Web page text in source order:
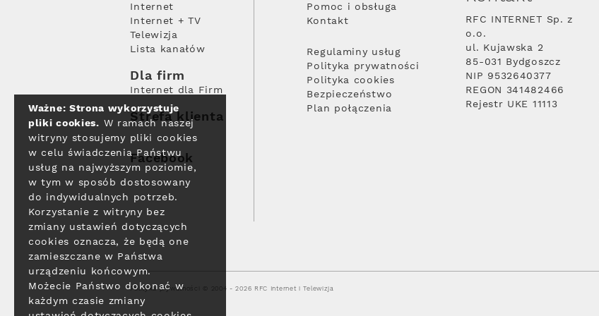
Internet
Internet + TV
Telewizja
Lista kanałów
Dla firm
Internet dla Firm
Strefa klienta
Facebook
Pomoc i obsługa
Kontakt
Regulaminy usług
Polityka prywatności
Polityka cookies
Bezpieczeństwo
Plan połączenia
RFC INTERNET Sp. z
o.o.
ul. Kujawska 2
85-031 Bydgoszcz
NIP 9532640377
REGON 341482466
Rejestr UKE 11113
Polityka prywatności © 2004 - 2026 RFC Internet i Telewizja
Ważne: Strona wykorzystuje
pliki cookies. W ramach naszej
witryny stosujemy pliki cookies
w celu świadczenia Państwu
usług na najwyższym poziomie,
w tym w sposób dostosowany
do indywidualnych potrzeb.
Korzystanie z witryny bez
zmiany ustawień dotyczących
cookies oznacza, że będą one
zamieszczane w Państwa
urządzeniu końcowym.
Możecie Państwo dokonać w
każdym czasie zmiany